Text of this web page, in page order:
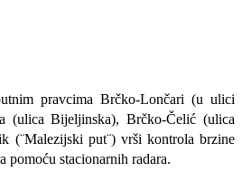
pravcima Brčko-Lončari (u ulici
(ulica Bijeljinska), Brčko-Čelić (ulica
(¨Malezijski put¨) vrši kontrola brzine
pomoću stacionarnih radara.